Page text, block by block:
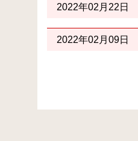
2022年02月22日
2022年02月09日